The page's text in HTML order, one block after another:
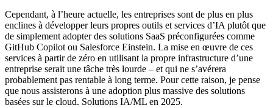
Cependant, à l’heure actuelle, les entreprises sont de plus en plus
enclines à développer leurs propres outils et services d’IA plutôt que
de simplement adopter des solutions SaaS préconfigurées comme
GitHub Copilot ou Salesforce Einstein. La mise en œuvre de ces
services à partir de zéro en utilisant la propre infrastructure d’une
entreprise serait une tâche très lourde – et qui ne s’avérera
probablement pas rentable à long terme. Pour cette raison, je pense
que nous assisterons à une adoption plus massive des solutions
basées sur le cloud. Solutions IA/ML en 2025.